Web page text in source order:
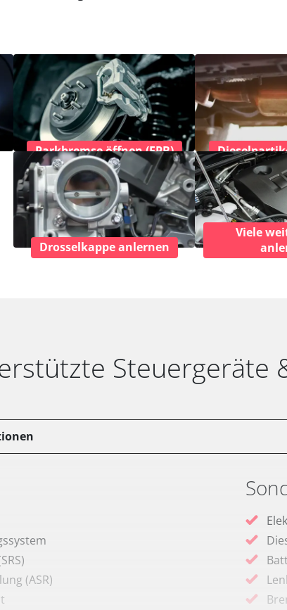
Parkbremse öffnen (EPB)
Drosselkappe anlernen
Viele
Steuergeräte
(ASR)